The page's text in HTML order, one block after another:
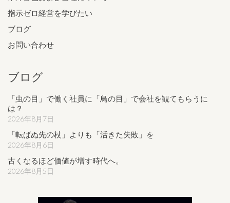
指示ゼロ経営を学びたい
ブログ
お問い合わせ
ブログ
「虫の目」で働く社員に「鳥の目」で会社を観てもらうに
は？
2026年8月7日
「転ばぬ先の杖」よりも「活きた失敗」を
2026年8月6日
古くなるほど価値が増す時代へ。
2026年8月5日